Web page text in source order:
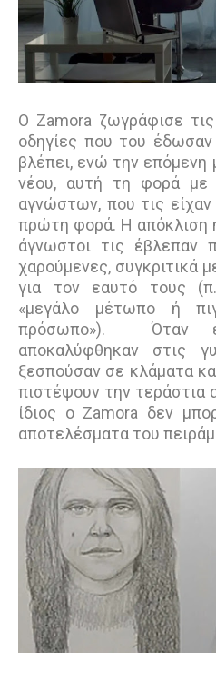
Ο Zamora ζωγράφισε
οδηγίες που του έδωσαν
βλέπει, ενώ την επόμενη
νέου, αυτή τη φορά με
αγνώστων, που τις
πρώτη φορά. Η απόκλιση
άγνωστοι τις έβλεπαν
χαρούμενες, συγκριτικά
για τον εαυτό τους
«μεγάλο μέτωπο ή
πρόσωπο»). Όταν
αποκαλύφθηκαν στις
ξεσπούσαν σε κλάματα
πιστέψουν την τεράστια
ίδιος ο Zamora δεν
αποτελέσματα του